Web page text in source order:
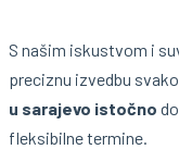
S našim iskustvom i
preciznu izvedbu
u sarajevo istočno
fleksibilne termine.